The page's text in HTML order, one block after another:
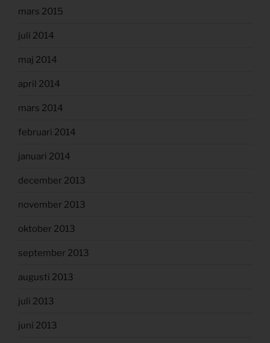
mars 2015
juli 2014
maj 2014
april 2014
mars 2014
februari 2014
januari 2014
december 2013
november 2013
oktober 2013
september 2013
augusti 2013
juli 2013
juni 2013